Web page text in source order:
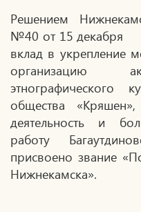
Решением
№40 от 15 декабря
вклад в укрепление
организацию
этнографического
общества
деятельность и
работу
присвоено звание
Нижнекамска».